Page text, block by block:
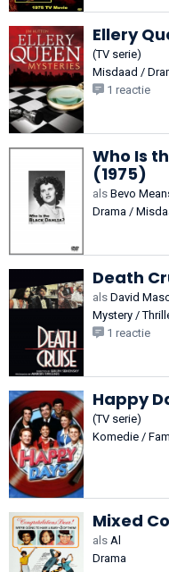
Ellery
(TV serie)
Misdaad /
1 reactie
Who Is
(1975)
als Bevo
Drama /
Death
als David
Mystery /
1 reactie
Happy
(TV serie)
Komedie /
Mixed
als Al
Drama